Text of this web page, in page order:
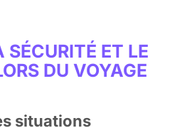
SÉCURITÉ ET LE
DU VOYAGE
situations